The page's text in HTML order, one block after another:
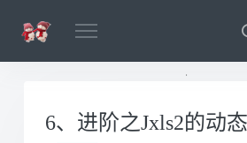
6、进阶之Jxls2的动